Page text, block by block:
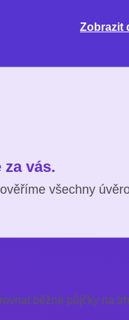
Zobrazit
vás.
všechny
běžné půjčky na